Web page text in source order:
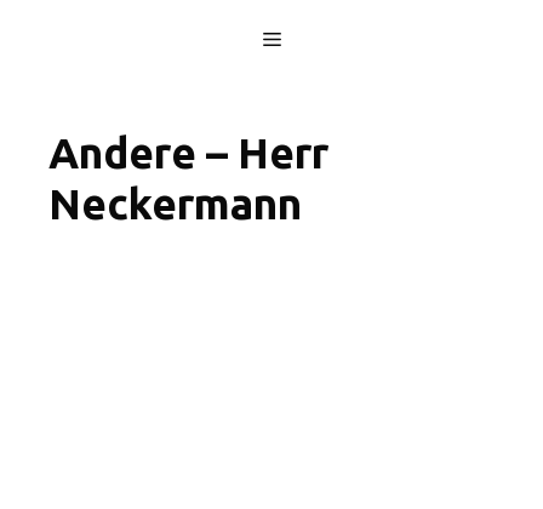
Menu
Andere – Herr
Neckermann